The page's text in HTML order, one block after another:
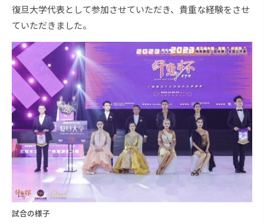
復旦大学代表として参加させていただき、貴重な経験をさせ
ていただきました。
試合の様子